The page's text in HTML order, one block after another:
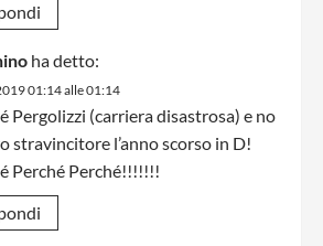
ha detto:
01:14 alle 01:14
Pergolizzi (carriera disastrosa) e no
stravincitore l’anno scorso in D!
Perché Perché!!!!!!!